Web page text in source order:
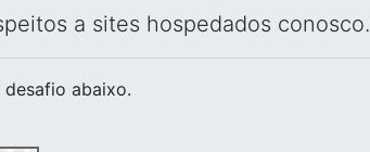
a sites hospedados conosco.
abaixo.